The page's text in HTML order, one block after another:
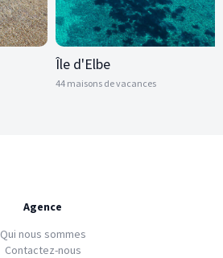
Île d'Elbe
44 maisons de vacances
Agence
Qui nous sommes
Contactez-nous